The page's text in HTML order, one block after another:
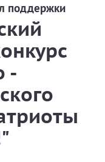
поддержки
-